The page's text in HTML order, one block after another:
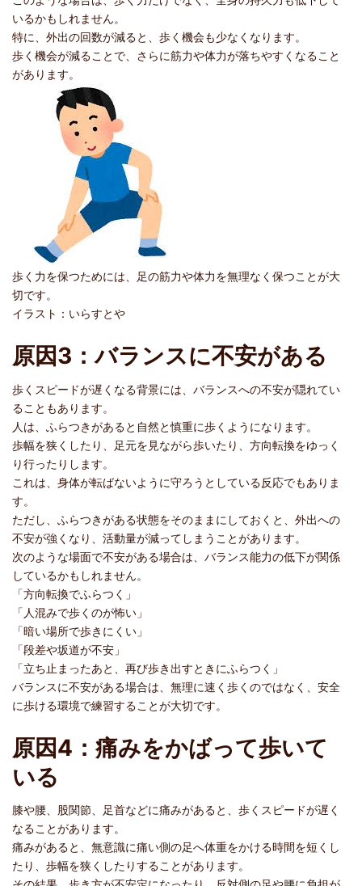
いるかもしれません。
特に、外出の回数が減ると、歩く機会も少なくなります。
歩く機会が減ることで、さらに筋力や体力が落ちやすくなること
があります。
歩く力を保つためには、足の筋力や体力を無理なく保つことが大
切です。
イラスト：いらすとや
原因3：バランスに不安がある
歩くスピードが遅くなる背景には、バランスへの不安が隠れてい
ることもあります。
人は、ふらつきがあると自然と慎重に歩くようになります。
歩幅を狭くしたり、足元を見ながら歩いたり、方向転換をゆっく
り行ったりします。
これは、身体が転ばないように守ろうとしている反応でもありま
す。
ただし、ふらつきがある状態をそのままにしておくと、外出への
不安が強くなり、活動量が減ってしまうことがあります。
次のような場面で不安がある場合は、バランス能力の低下が関係
しているかもしれません。
「方向転換でふらつく」
「人混みで歩くのが怖い」
「暗い場所で歩きにくい」
「段差や坂道が不安」
「立ち止まったあと、再び歩き出すときにふらつく」
バランスに不安がある場合は、無理に速く歩くのではなく、安全
に歩ける環境で練習することが大切です。
原因4：痛みをかばって歩いて
いる
膝や腰、股関節、足首などに痛みがあると、歩くスピードが遅く
なることがあります。
痛みがあると、無意識に痛い側の足へ体重をかける時間を短くし
たり、歩幅を狭くしたりすることがあります。